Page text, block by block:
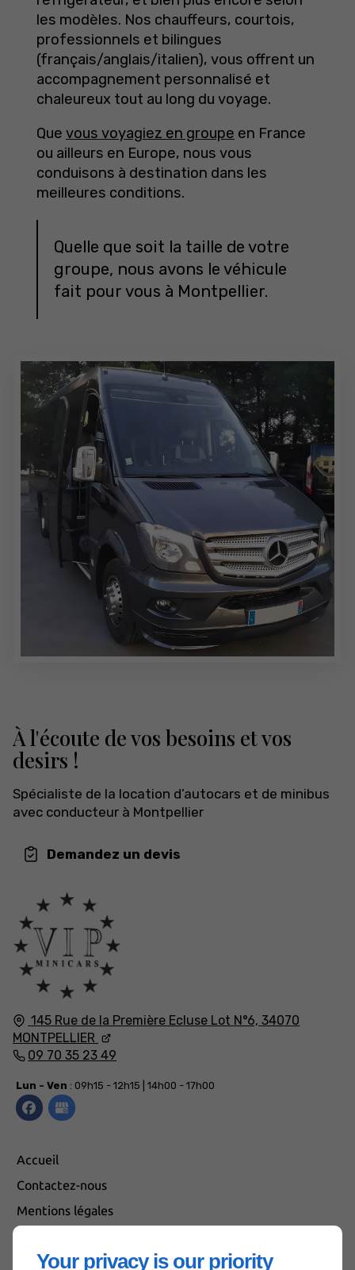
Your privacy is our priority
les modèles. Nos chauffeurs, courtois,
professionnels et bilingues
(français/anglais/italien), vous offrent un
accompagnement personnalisé et
chaleureux tout au long du voyage.
Que vous voyagiez en groupe en France
ou ailleurs en Europe, nous vous
conduisons à destination dans les
meilleures conditions.
Quelle que soit la taille de votre
groupe, nous avons le véhicule
fait pour vous à Montpellier.
145 Rue de la Première Ecluse Lot N°6, 34070
MONTPELLIER
09 70 35 23 49
Lun - Ven : 09h15 - 12h15 | 14h00 - 17h00
Accueil
Contactez-nous
Mentions légales
À l'écoute de vos besoins et vos
desirs !
Spécialiste de la location d’autocars et de minibus
avec conducteur à Montpellier
Demandez un devis